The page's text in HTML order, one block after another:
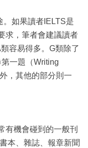
。如果讀者IELTS是
求，筆者會建議讀者
容易得多。G類除了
一題（Writing
，其他的部分則一
有機會碰到的一般刊
本、雜誌、報章新聞